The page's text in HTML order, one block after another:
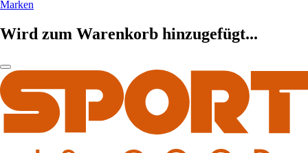
Marken
Wird zum Warenkorb hinzugefügt...